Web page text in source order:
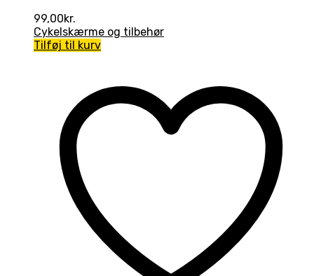
99,00kr.
Cykelskærme og tilbehør
Tilføj til kurv